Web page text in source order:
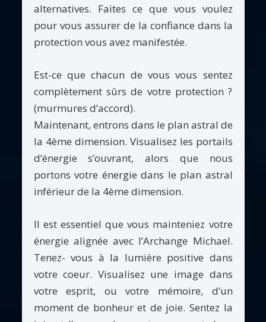
alternatives. Faites ce que vous voulez
pour vous assurer de la confiance dans la
protection vous avez manifestée.
Est-ce que chacun de vous vous sentez
complètement sûrs de votre protection ?
(murmures d’accord).
Maintenant, entrons dans le plan astral de
la 4ème dimension. Visualisez les portails
d’énergie s’ouvrant, alors que nous
portons votre énergie dans le plan astral
inférieur de la 4ème dimension.
Il est essentiel que vous mainteniez votre
énergie alignée avec l’Archange Michael.
Tenez- vous à la lumière positive dans
votre coeur. Visualisez une image dans
votre esprit, ou votre mémoire, d’un
moment de bonheur et de joie. Sentez la